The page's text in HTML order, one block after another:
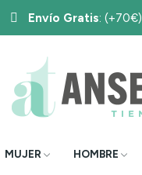
Envío Gratis: (+70€)
MUJER HOMBRE